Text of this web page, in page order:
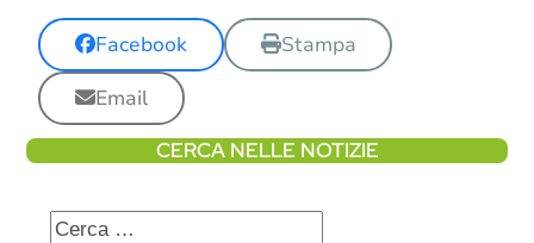
Facebook
Stampa
Email
CERCA NELLE NOTIZIE